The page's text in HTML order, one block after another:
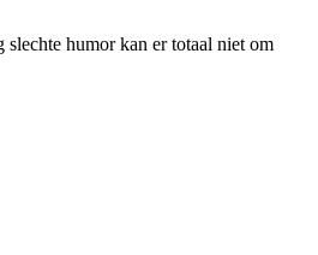
slechte humor kan er totaal niet om